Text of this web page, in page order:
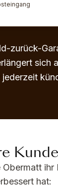
zurück-
sich
jederzeit
Obermatt ihr
hat: